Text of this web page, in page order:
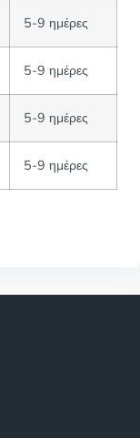
5-9 ημέρες
5-9 ημέρες
5-9 ημέρες
5-9 ημέρες